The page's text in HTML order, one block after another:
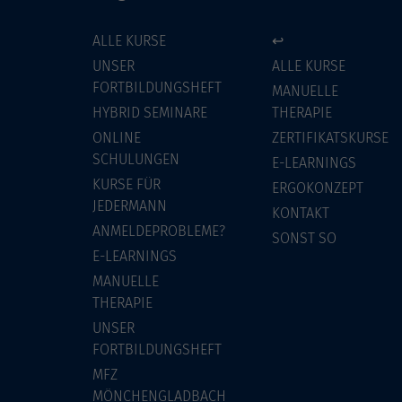
ALLE KURSE
UNSER
FORTBILDUNGSHEFT
HYBRID SEMINARE
ONLINE
SCHULUNGEN
KURSE FÜR
JEDERMANN
ANMELDEPROBLEME?
E-LEARNINGS
MANUELLE
THERAPIE
UNSER
FORTBILDUNGSHEFT
MFZ
MÖNCHENGLADBACH
↩
ALLE KURSE
MANUELLE
THERAPIE
ZERTIFIKATSKURSE
E-LEARNINGS
ERGOKONZEPT
KONTAKT
SONST SO